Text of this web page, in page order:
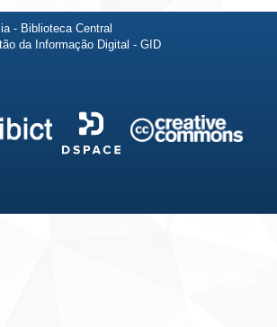
- Biblioteca Central
da Informação Digital - GID